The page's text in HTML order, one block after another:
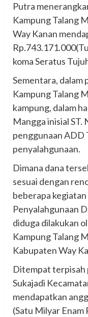
Putra
Kampung Talang
Way Kanan
koma Seratus
Sementara, dalam
Kampung Talang
kampung, dalam
Mangga inisial ST.
penggunaan
penyalahgunaan.
Dimana dana
sesuai dengan
beberapa
Penyalahgunaan
diduga dilakukan
Kampung Talang
Kabupaten Way
Ditempat terpisah
Sukajadi
mendapatkan
(Satu Milyar Enam